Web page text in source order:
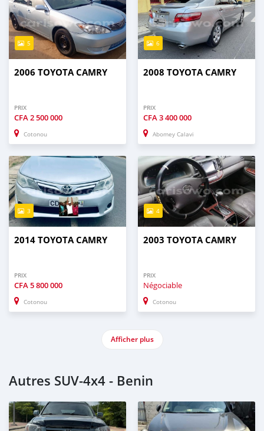
5
2006 TOYOTA CAMRY
PRIX
CFA2 500 000
Cotonou
6
2008 TOYOTA CAMRY
PRIX
CFA3 400 000
Abomey Calavi
3
2014 TOYOTA CAMRY
PRIX
CFA5 800 000
Cotonou
4
2003 TOYOTA CAMRY
PRIX
Négociable
Cotonou
Afficher plus
Autres SUV‒4x4 - Benin